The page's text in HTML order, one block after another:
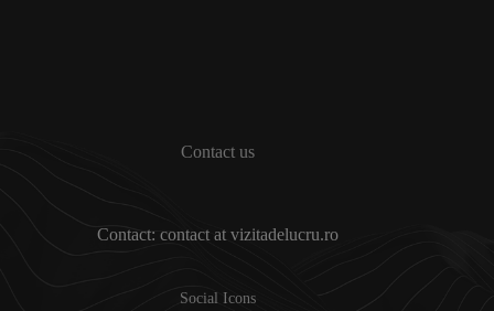
Contact us
Contact: contact at vizitadelucru.ro
Social Icons